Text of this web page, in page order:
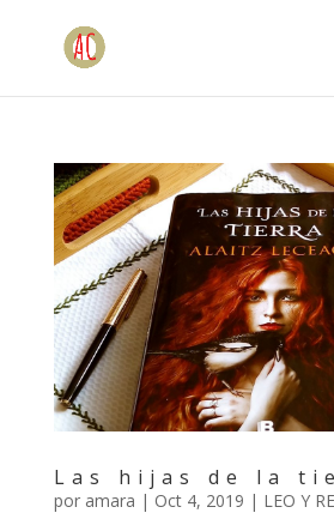
Las hijas de la
por amara | Oct 4, 2019 | LEO Y